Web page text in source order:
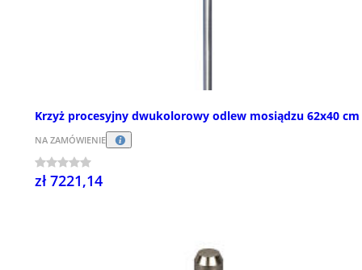
Krzyż procesyjny dwukolorowy odlew mosiądzu 62x40 cm
NA ZAMÓWIENIE
zł 7221,14